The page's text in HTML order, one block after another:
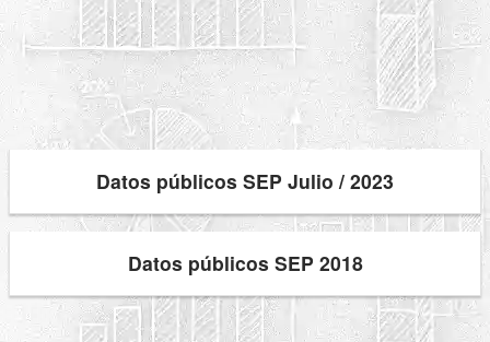
Datos públicos SEP Julio / 2023
Datos públicos SEP 2018